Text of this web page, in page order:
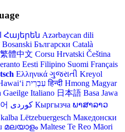
Հայերեն Azərbaycan dili
Bosanski Български Català
繁體中文 Corsu Hrvatski Čeština‎
Eesti Filipino Suomi Français
Ελληνικά ગુજરાતી Kreyol
עִבְרִית हिन्दी Hmong Magyar
Gaeilge Italiano 日本語 Basa Jawa
Кыргызча ພາສາລາວ
Lëtzebuergesch Македонски
മലയാളം Maltese Te Reo Māori